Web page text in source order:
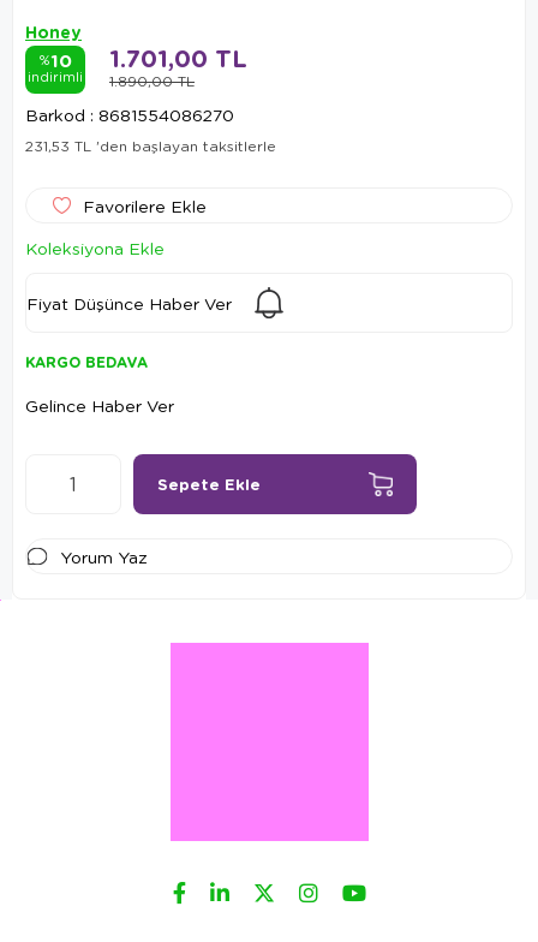
Honey
%10
indirimli 1.890,00 TL
1.701,00 TL
Barkod : 8681554086270
231,53 TL 'den başlayan taksitlerle
Favorilere Ekle
Koleksiyona Ekle
Fiyat Düşünce Haber Ver
KARGO BEDAVA
Gelince Haber Ver
Yorum Yaz